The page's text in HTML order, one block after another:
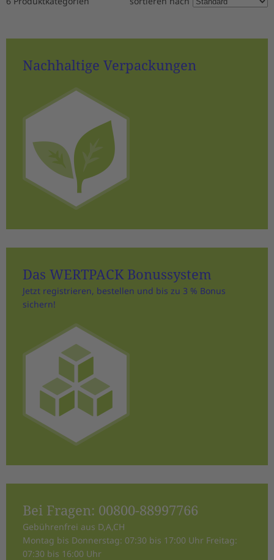
Nachhaltige Verpackungen
Das WERTPACK Bonussystem
Jetzt registrieren, bestellen und bis zu 3 % Bonus
sichern!
Bei Fragen: 00800-88997766
Gebührenfrei aus D,A,CH
Montag bis Donnerstag: 07:30 bis 17:00 Uhr Freitag:
07:30 bis 16:00 Uhr